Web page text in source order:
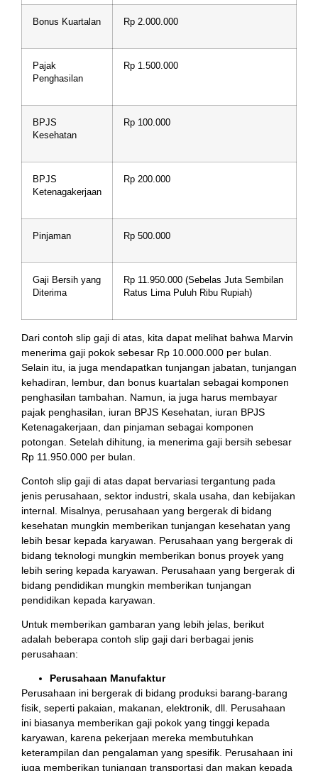
Bonus Kuartalan Rp 2.000.000
Pajak
Penghasilan
Rp 1.500.000
BPJS
Kesehatan
Rp 100.000
BPJS
Ketenagakerjaan
Rp 200.000
Pinjaman Rp 500.000
Gaji Bersih yang
Diterima
Rp 11.950.000 (Sebelas Juta Sembilan
Ratus Lima Puluh Ribu Rupiah)
Dari contoh slip gaji di atas, kita dapat melihat bahwa Marvin
menerima gaji pokok sebesar Rp 10.000.000 per bulan.
Selain itu, ia juga mendapatkan tunjangan jabatan, tunjangan
kehadiran, lembur, dan bonus kuartalan sebagai komponen
penghasilan tambahan. Namun, ia juga harus membayar
pajak penghasilan, iuran BPJS Kesehatan, iuran BPJS
Ketenagakerjaan, dan pinjaman sebagai komponen
potongan. Setelah dihitung, ia menerima gaji bersih sebesar
Rp 11.950.000 per bulan.
Contoh slip gaji di atas dapat bervariasi tergantung pada
jenis perusahaan, sektor industri, skala usaha, dan kebijakan
internal. Misalnya, perusahaan yang bergerak di bidang
kesehatan mungkin memberikan tunjangan kesehatan yang
lebih besar kepada karyawan. Perusahaan yang bergerak di
bidang teknologi mungkin memberikan bonus proyek yang
lebih sering kepada karyawan. Perusahaan yang bergerak di
bidang pendidikan mungkin memberikan tunjangan
pendidikan kepada karyawan.
Untuk memberikan gambaran yang lebih jelas, berikut
adalah beberapa contoh slip gaji dari berbagai jenis
perusahaan:
Perusahaan Manufaktur
Perusahaan ini bergerak di bidang produksi barang-barang
fisik, seperti pakaian, makanan, elektronik, dll. Perusahaan
ini biasanya memberikan gaji pokok yang tinggi kepada
karyawan, karena pekerjaan mereka membutuhkan
keterampilan dan pengalaman yang spesifik. Perusahaan ini
juga memberikan tunjangan transportasi dan makan kepada